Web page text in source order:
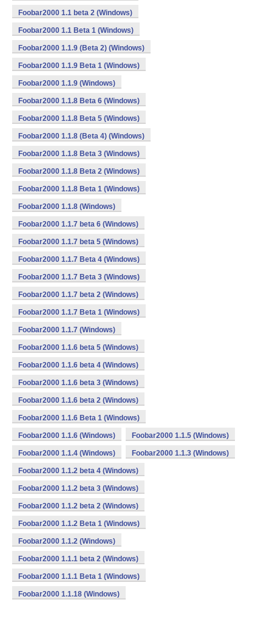
Foobar2000 1.1 beta 2 (Windows)
Foobar2000 1.1 Beta 1 (Windows)
Foobar2000 1.1.9 (Beta 2) (Windows)
Foobar2000 1.1.9 Beta 1 (Windows)
Foobar2000 1.1.9 (Windows)
Foobar2000 1.1.8 Beta 6 (Windows)
Foobar2000 1.1.8 Beta 5 (Windows)
Foobar2000 1.1.8 (Beta 4) (Windows)
Foobar2000 1.1.8 Beta 3 (Windows)
Foobar2000 1.1.8 Beta 2 (Windows)
Foobar2000 1.1.8 Beta 1 (Windows)
Foobar2000 1.1.8 (Windows)
Foobar2000 1.1.7 beta 6 (Windows)
Foobar2000 1.1.7 beta 5 (Windows)
Foobar2000 1.1.7 Beta 4 (Windows)
Foobar2000 1.1.7 Beta 3 (Windows)
Foobar2000 1.1.7 beta 2 (Windows)
Foobar2000 1.1.7 Beta 1 (Windows)
Foobar2000 1.1.7 (Windows)
Foobar2000 1.1.6 beta 5 (Windows)
Foobar2000 1.1.6 beta 4 (Windows)
Foobar2000 1.1.6 beta 3 (Windows)
Foobar2000 1.1.6 beta 2 (Windows)
Foobar2000 1.1.6 Beta 1 (Windows)
Foobar2000 1.1.6 (Windows) Foobar2000 1.1.5 (Windows)
Foobar2000 1.1.4 (Windows) Foobar2000 1.1.3 (Windows)
Foobar2000 1.1.2 beta 4 (Windows)
Foobar2000 1.1.2 beta 3 (Windows)
Foobar2000 1.1.2 beta 2 (Windows)
Foobar2000 1.1.2 Beta 1 (Windows)
Foobar2000 1.1.2 (Windows)
Foobar2000 1.1.1 beta 2 (Windows)
Foobar2000 1.1.1 Beta 1 (Windows)
Foobar2000 1.1.18 (Windows)